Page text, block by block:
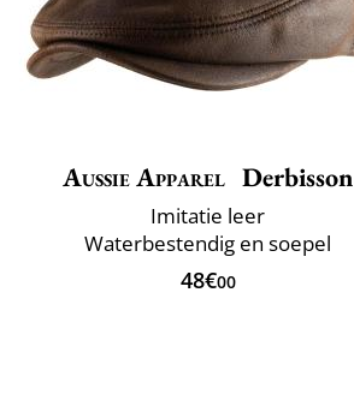
Aussie Apparel Derbisson
Imitatie leer
Waterbestendig en soepel
48€00